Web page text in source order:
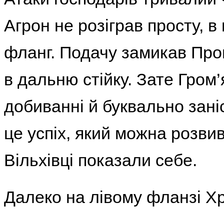
Агрон не розіграв просту,
фланг. Подачу замикав
в дальню стійку. Зате
добиванні й буквально
це успіх, який можна
Вільхівці показали себе.
Далеко на лівому фланзі